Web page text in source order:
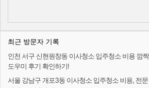
최근 방문자 기록
인천 서구 신현원창동 이사청소 입주청소 비용 깜
도우미 후기 확인하기!
서울 강남구 개포3동 이사청소 입주청소 비용, 전